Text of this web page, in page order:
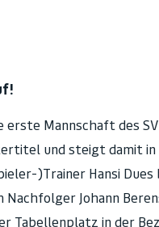
erste Mannschaft des
und steigt damit in
)Trainer Hansi
Johann
Tabellenplatz in der